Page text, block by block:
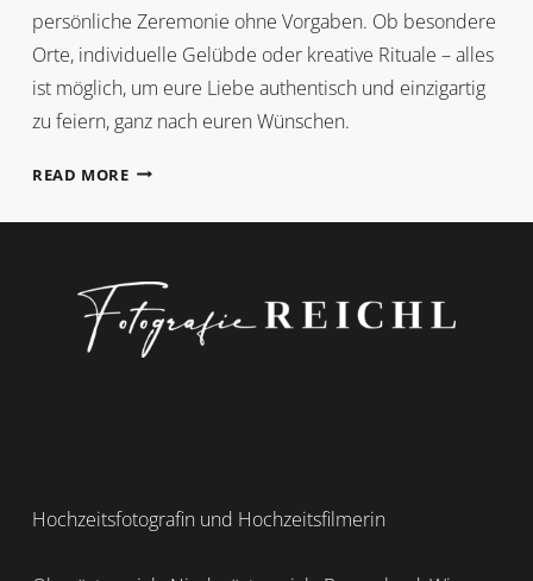
persönliche Zeremonie ohne Vorgaben. Ob besondere
Orte, individuelle Gelübde oder kreative Rituale – alles
ist möglich, um eure Liebe authentisch und einzigartig
zu feiern, ganz nach euren Wünschen.
READ MOREFREIE
Hochzeitsfotografin und Hochzeitsfilmerin